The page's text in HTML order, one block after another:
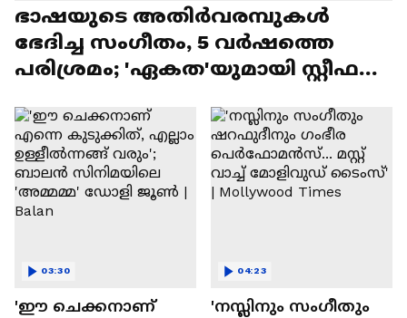
ഭാഷയുടെ അതിർവരമ്പുകൾ
ഭേദിച്ച സംഗീതം, 5 വർഷത്തെ
പരിശ്രമം; 'ഏകത'യുമായി സ്റ്റീഫൻ
'ഈ ചെക്കനാണ്
03:30
'നസ്ലിനും സംഗീതും
04:23